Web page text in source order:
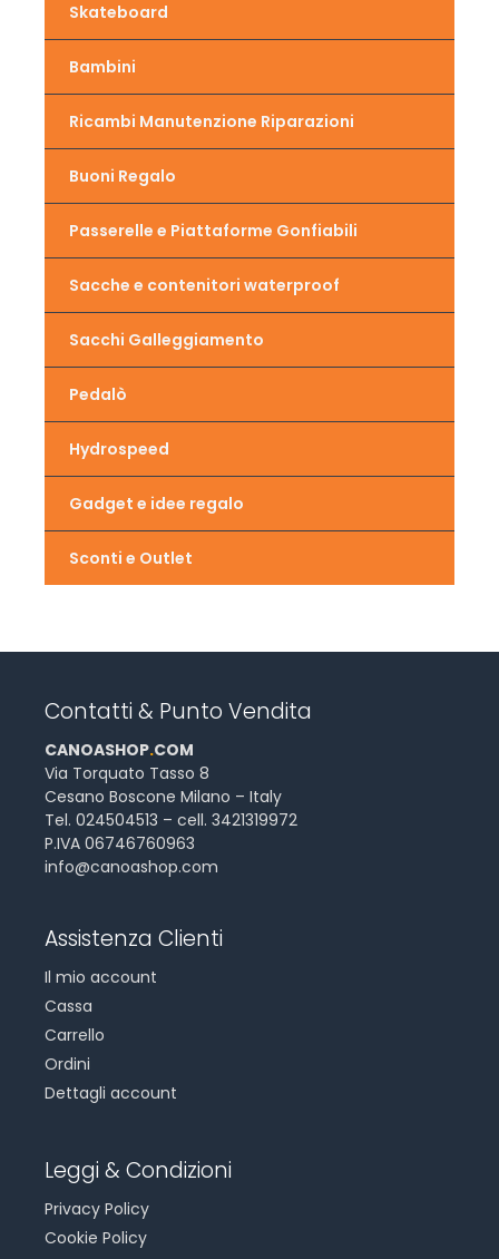
Skateboard
Bambini
Ricambi Manutenzione Riparazioni
Buoni Regalo
Passerelle e Piattaforme Gonfiabili
Sacche e contenitori waterproof
Sacchi Galleggiamento
Pedalò
Hydrospeed
Gadget e idee regalo
Sconti e Outlet
Contatti & Punto Vendita
CANOASHOP.COM
Via Torquato Tasso 8
Cesano Boscone Milano – Italy
Tel. 024504513 – cell. 3421319972
P.IVA 06746760963
info@canoashop.com
Assistenza Clienti
Il mio account
Cassa
Carrello
Ordini
Dettagli account
Leggi & Condizioni
Privacy Policy
Cookie Policy